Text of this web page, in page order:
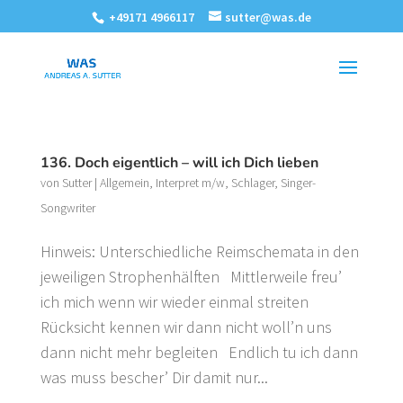
+49171 4966117 sutter@was.de
136. Doch eigentlich – will ich Dich lieben
von Sutter| Allgemein, Interpret m/w, Schlager, Singer-
Songwriter
Hinweis: Unterschiedliche Reimschemata in den
jeweiligen Strophenhälften Mittlerweile freu’
ich mich wenn wir wieder einmal streiten
Rücksicht kennen wir dann nicht woll’n uns
dann nicht mehr begleiten Endlich tu ich dann
was muss bescher’ Dir damit nur...